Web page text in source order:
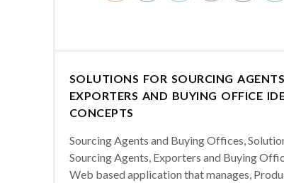
SOLUTIONS FOR SOURCING AGENTS,
EXPORTERS AND BUYING OFFICE
CONCEPTS
Sourcing Agents and Buying Offices,
Sourcing Agents, Exporters and Buying
Web based application that manages,